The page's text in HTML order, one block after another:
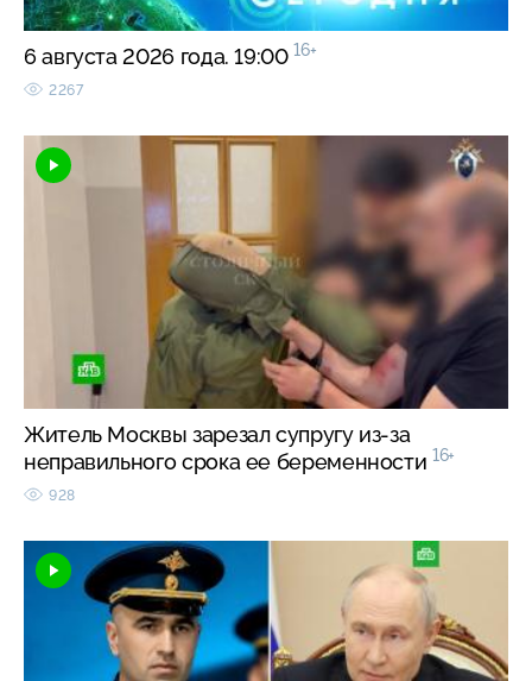
6 августа 2026 года. 19:00 16+
2267
Житель Москвы зарезал супругу из-за
неправильного срока ее беременности 16+
928